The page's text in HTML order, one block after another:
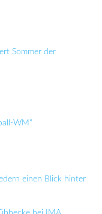
Sommer der
WM“
einen Blick hinter